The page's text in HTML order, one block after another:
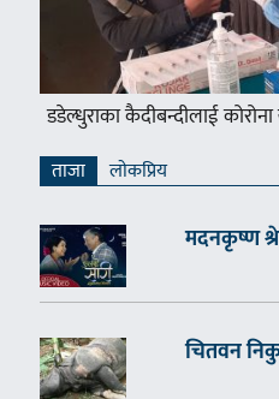
डडेल्धुराका कैदीबन्दीलाई
ताजा लाेकप्रिय
मदनकृष्ण
चितवन